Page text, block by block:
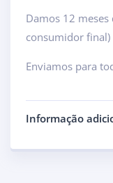
Damos 12 meses
consumidor final)
Enviamos para
Informação